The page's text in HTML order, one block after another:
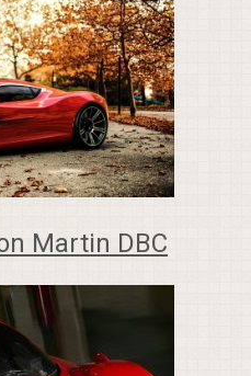
Martin DBC